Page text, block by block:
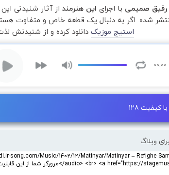
رفیق صمیمی با اجرای این هنرمند از آثار شنیدنی
شده. اگر به دنبال یک قطعه خاص و متفاوت
استیج موزیک دانلود کرده و از شنیدنش
00:00
کیفیت 128
وبلاگ